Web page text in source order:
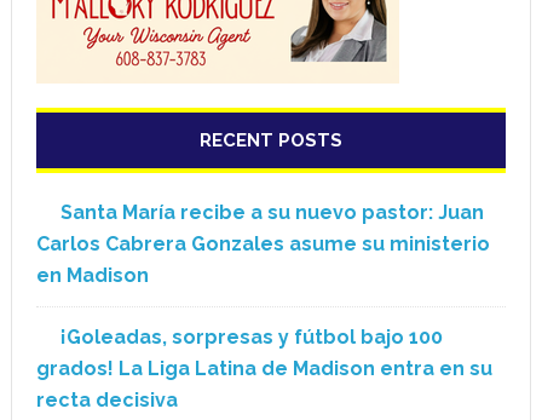
RECENT POSTS
Santa María recibe a su nuevo pastor: Juan
Carlos Cabrera Gonzales asume su ministerio
en Madison
¡Goleadas, sorpresas y fútbol bajo 100
grados! La Liga Latina de Madison entra en su
recta decisiva